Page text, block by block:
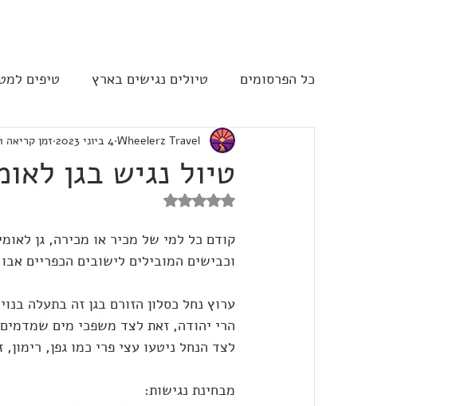
כל הפרסומים טיולים נגישים בארץ טיפים
שייט תענוגות - קרוז ארה"ב וצפון אמריקה
טיול נגיש בגן
Wheelerz Travel 4 ביוני 2023 זמן קריאה 1 דקות
דירוג של NaN מתוך 5 כוכבים
וכבישים המובילים לישובים הכפריים
ערוץ נחל כסלון הזורם בגן זה בתעלה
הרי יהודה, זאת לצד משפכי מים שמדמים
לצד הנחל ניטעו עצי פרי כמו גפן, רימון,
מבחינת נגישות: